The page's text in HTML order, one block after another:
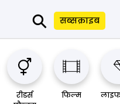
⚲ सब्सक्राइब
रीडर्स
फिल्म